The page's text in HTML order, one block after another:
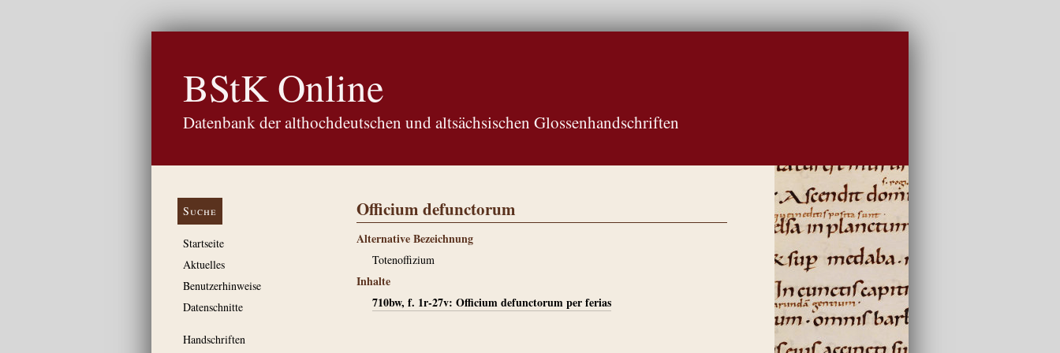
BStK Online
Datenbank der althochdeutschen und altsächsischen Glossenhandschriften
Suche
Startseite
Aktuelles
Benutzerhinweise
Datenschnitte
Handschriften
Officium defunctorum
Alternative Bezeichnung
Totenoffizium
Inhalte
710bw, f. 1r-27v: Officium defunctorum per ferias